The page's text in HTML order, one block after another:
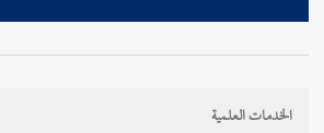
الخدمات العلمية